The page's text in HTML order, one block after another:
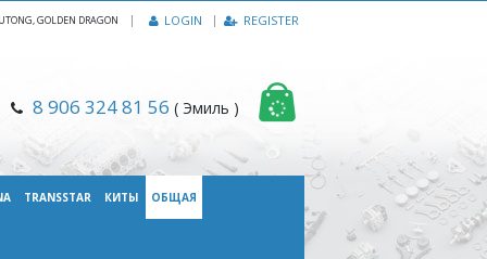
GOLDEN DRAGON | LOGIN REGISTER
8 906 324 81 56 ( Эмиль )
TRANSSTAR КИТЫ ОБЩАЯ